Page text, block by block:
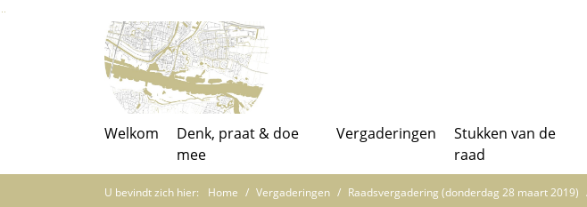
Ga naar de inhoud van deze pagina
Ga naar het zoeken
Ga naar het menu
Welkom
Denk, praat & doe
mee
Vergaderingen
Stukken van de
raad
U bevindt zich hier: Home Vergaderingen Raadsvergadering (donderdag 28 maart 2019)